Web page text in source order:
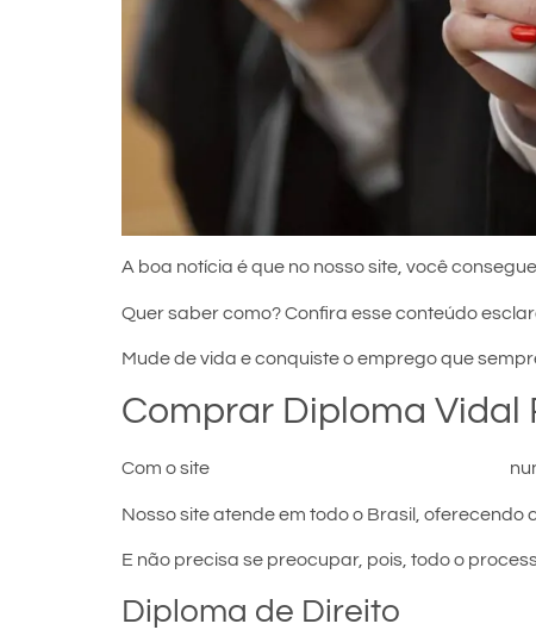
A boa notícia é que no nosso site, você
Quer saber como? Confira esse conteúdo
Mude de vida e conquiste o emprego que
Comprar Diploma Vidal
Com o site
Nosso site atende em todo o Brasil,
E não precisa se preocupar, pois, todo o
Diploma de Direito